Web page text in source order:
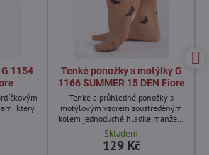
1154
který
Tenké ponožky s motýlky G
1166 SUMMER 15 DEN Fiore
Tenké a průhledné ponožky s
motýlovým vzorem soustředěným
kolem jednoduché hladké manžety
tak, aby byly odhaleny poblíž
kotníku.
Skladem
129 Kč